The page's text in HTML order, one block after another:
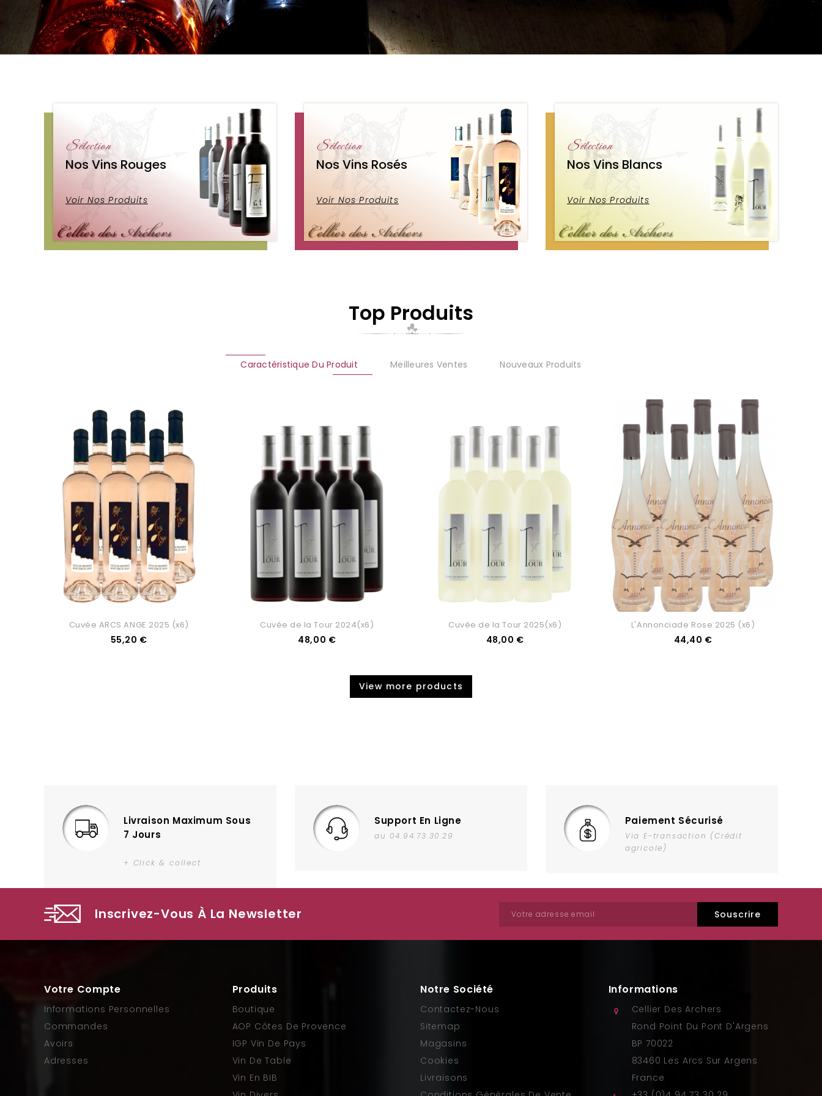
Sélection
Nos Vins Rouges
De
Voir Nos Produits
Sélection
Nos Vins Rosés
De
Voir Nos Produits
Sélection
Nos Vins Blancs
De
Voir Nos Produits
Top Produits
Caractéristique Du Produit Meilleures Ventes Nouveaux Produits
Cuvée ARCS ANGE 2025 (x6)
55,20 €Prix
Cuvée de la Tour 2024(x6)
48,00 €Prix
Cuvée de la Tour 2025(x6)
48,00 €Prix
L'Annonciade Rose 2025 (x6)
44,40 €Prix
View more products
17,00 €Prix
Royal Archer Mousseux Brut (x6)
47,70 €Prix
Livraison Maximum Sous
7 Jours
+ Click & collect
Support En Ligne
au 04.94.73.30.29
Paiement Sécurisé
Via E-transaction (Crédit
agricole)
Inscrivez-Vous À La Newsletter
Votre Compte
Informations Personnelles
Commandes
Avoirs
Adresses
Produits
Boutique
AOP Côtes De Provence
IGP Vin De Pays
Vin De Table
Vin En BIB
Notre Société
Contactez-Nous
Sitemap
Magasins
Cookies
Livraisons
Informations
Cellier Des Archers
Rond Point Du Pont D'Argens
BP 70022
83460 Les Arcs Sur Argens
France